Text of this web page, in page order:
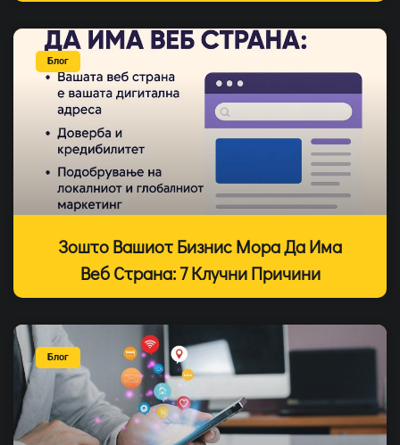
Блог
Зошто Вашиот Бизнис Мора Да Има
Веб Страна: 7 Клучни Причини
Блог